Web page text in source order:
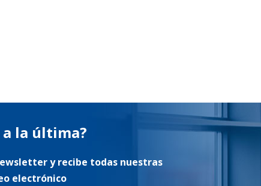
la última?
y recibe todas nuestras
electrónico